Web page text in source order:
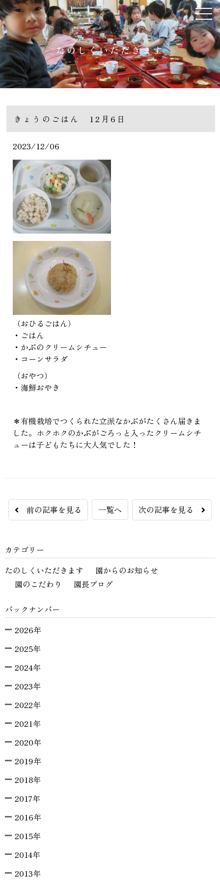
たのしくいただきます
きょうのごはん 12月6日
2023/12/06
（おひるごはん）
・ごはん
・かぶのクリームシチュー
・コーンサラダ
（おやつ）
・海鮮おやき
＊有機栽培でつくられた立派なかぶがたくさん届きま
した。ホクホクのかぶがごろっと入ったクリームシチ
ューは子どもたちに大人気でした！
前の記事を見る 一覧へ 次の記事を見る
カテゴリー
たのしくいただきます
園からのお知らせ
園のこだわり
園長ブログ
バックナンバー
2026年
2025年
2024年
2023年
2022年
2021年
2020年
2019年
2018年
2017年
2016年
2015年
2014年
2013年